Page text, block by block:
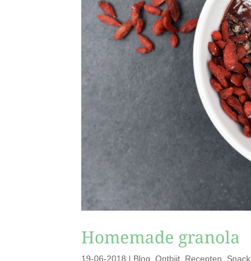
Homemade granola
19-06-2018 | Blog ,Ontbijt Recepten Snack